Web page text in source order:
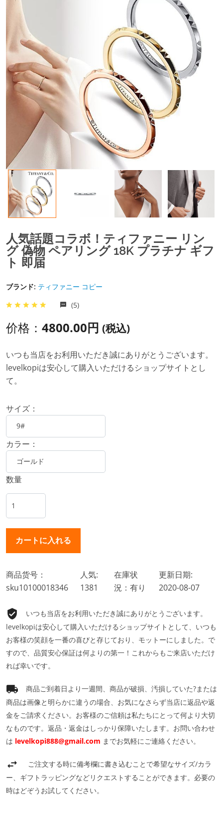
人気話題コラボ！ティファニー リン
グ 偽物 ペアリング 18K プラチナ ギフ
ト 即届
ブランド: ティファニー コピー
(5)
价格： 4800.00円 (税込)
いつも当店をお利用いただき誠にありがとうございます。
levelkopiは安心して購入いただけるショップサイトとし
て。
サイズ：
カラー：
数量
商品货号：
sku10100018346
人気:
1381
在庫状
況：有り
更新日期:
2020-08-07
いつも当店をお利用いただき誠にありがとうございます。
levelkopiは安心して購入いただけるショップサイトとして、いつも
お客様の笑顔を一番の喜びと存じており、モットーにしました。で
すので、品質安心保証は何よりの第一！これからもご来店いただけ
れば幸いです。
商品ご到着日より一週間、商品が破損、汚損していた?または
商品は画像と明らかに違うの場合、お気になさらず当店に返品や返
金をご請求ください。お客様のご信頼は私たちにとって何より大切
なものです。返品・返金はしっかり保障いたします。お問い合わせ
は levelkopi888@gmail.com までお気軽にご連絡ください。
ご注文する時に備考欄に書き込むことで希望なサイズ/カラ
ー、ギフトラッピングなどリクエストすることができます。必要の
時はどぞうお試してください。